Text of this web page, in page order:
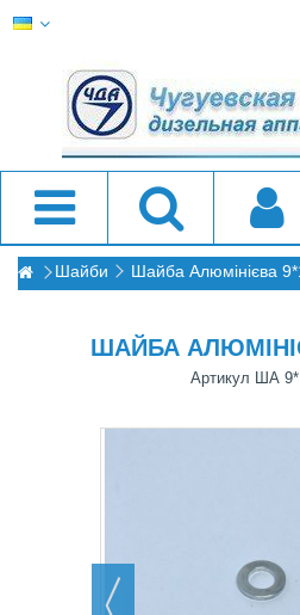
Шайби Шайба Алюмінієва
ШАЙБА
Артикул ША